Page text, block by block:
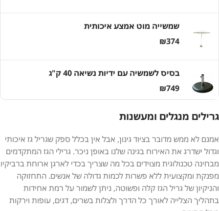
שמשייה מוט אמצע איכותית
₪374
בסיס לשמשיה עם ידיות נשיאה 40 ק"ג
₪749
גרילים מנגלים ומעשנות
אמנם לא ממש מדובר בציוד גינון, אבל אין בכלל ספק שגריל גז איכותי
וגדול ישדרג את האירוח בגינה שלנו באופן ניכר. גרילי הגז המתקדמים
מבחינה טכנולוגית מצוידים בכל מה שצריך בכדי לארגן ארוחת ברביקיו
מפנקת ומקצועית ללא פשרות לכמות גדולה של אנשים. התחזוקה
והניקיון של גריל הגז קלה ופשוטה, ניתן לשמור על רמת אחידות
בתהליך הצלייה לאורך כל הדרך ולצלות בשרים, דגים, עופות וירקות